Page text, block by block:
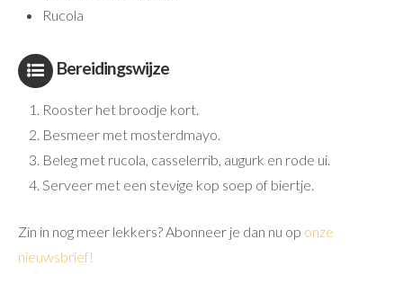
Rucola
Bereidingswijze
Rooster het broodje kort.
Besmeer met mosterdmayo.
Beleg met rucola, casselerrib, augurk en rode ui.
Serveer met een stevige kop soep of biertje.
Zin in nog meer lekkers? Abonneer je dan nu op onze
nieuwsbrief!